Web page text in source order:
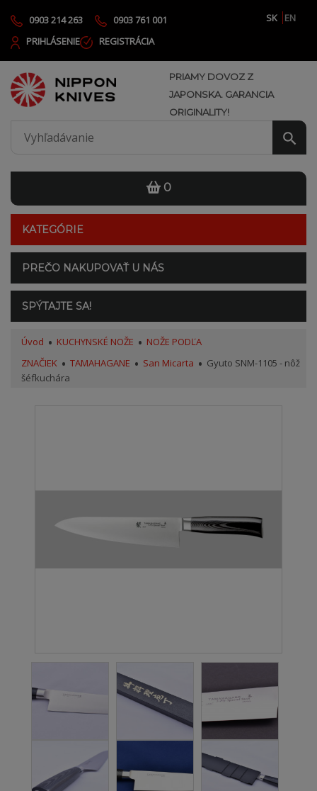
0903 214 263 0903 761 001 SK
EN
PRIHLÁSENIE
REGISTRÁCIA
PRIAMY DOVOZ Z
JAPONSKA. GARANCIA
ORIGINALITY!
0
KATEGÓRIE
PREČO NAKUPOVAŤ U NÁS
SPÝTAJTE SA!
Úvod KUCHYNSKÉ NOŽE
NOŽE PODĽA
ZNAČIEK
TAMAHAGANE San Micarta
Gyuto SNM-1105 - nôž
šéfkuchára